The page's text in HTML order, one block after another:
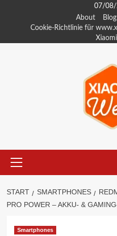
07/08/
About
Blog
Cookie-Richtlinie für
Menü
START SMARTPHONES
PRO POWER – AKKU- &
Smartphones